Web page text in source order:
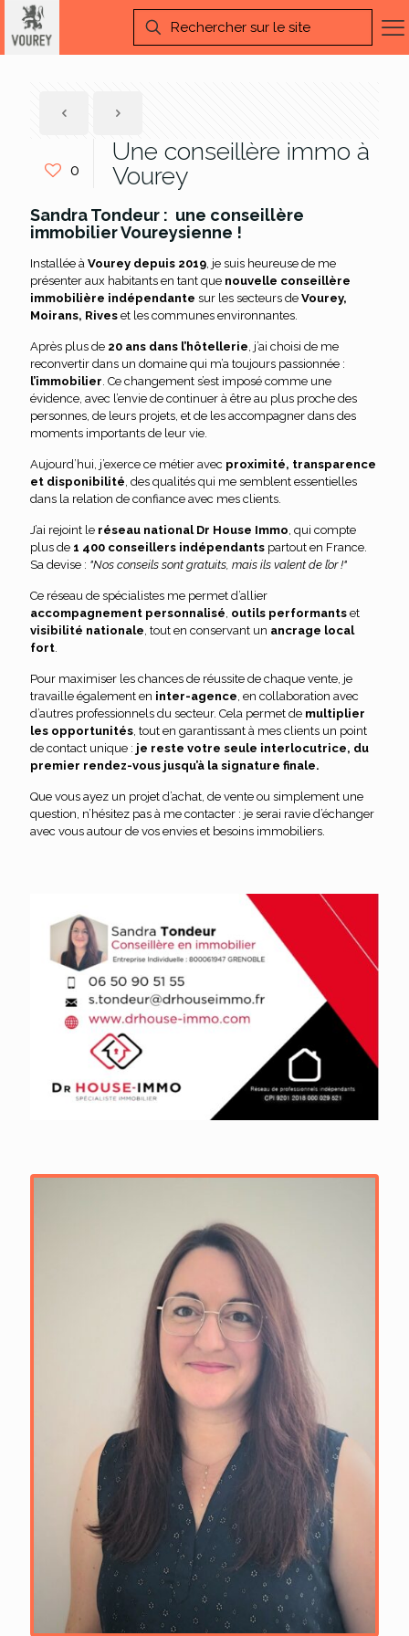
0
Une conseillère immo à
Vourey
Sandra Tondeur : une conseillère
immobilier Voureysienne !
Installée à Vourey depuis 2019, je suis heureuse de me
présenter aux habitants en tant que nouvelle conseillère
immobilière indépendante sur les secteurs de Vourey,
Moirans, Rives et les communes environnantes.
Après plus de 20 ans dans l’hôtellerie, j’ai choisi de me
reconvertir dans un domaine qui m’a toujours passionnée :
l’immobilier. Ce changement s’est imposé comme une
évidence, avec l’envie de continuer à être au plus proche des
personnes, de leurs projets, et de les accompagner dans des
moments importants de leur vie.
Aujourd’hui, j’exerce ce métier avec proximité, transparence
et disponibilité, des qualités qui me semblent essentielles
dans la relation de confiance avec mes clients.
J’ai rejoint le réseau national Dr House Immo, qui compte
plus de 1 400 conseillers indépendants partout en France.
Sa devise : "Nos conseils sont gratuits, mais ils valent de l’or !"
Ce réseau de spécialistes me permet d’allier
accompagnement personnalisé, outils performants et
visibilité nationale, tout en conservant un ancrage local
fort.
Pour maximiser les chances de réussite de chaque vente, je
travaille également en inter-agence, en collaboration avec
d’autres professionnels du secteur. Cela permet de multiplier
les opportunités, tout en garantissant à mes clients un point
de contact unique : je reste votre seule interlocutrice, du
premier rendez-vous jusqu’à la signature finale.
Que vous ayez un projet d’achat, de vente ou simplement une
question, n’hésitez pas à me contacter : je serai ravie d’échanger
avec vous autour de vos envies et besoins immobiliers.